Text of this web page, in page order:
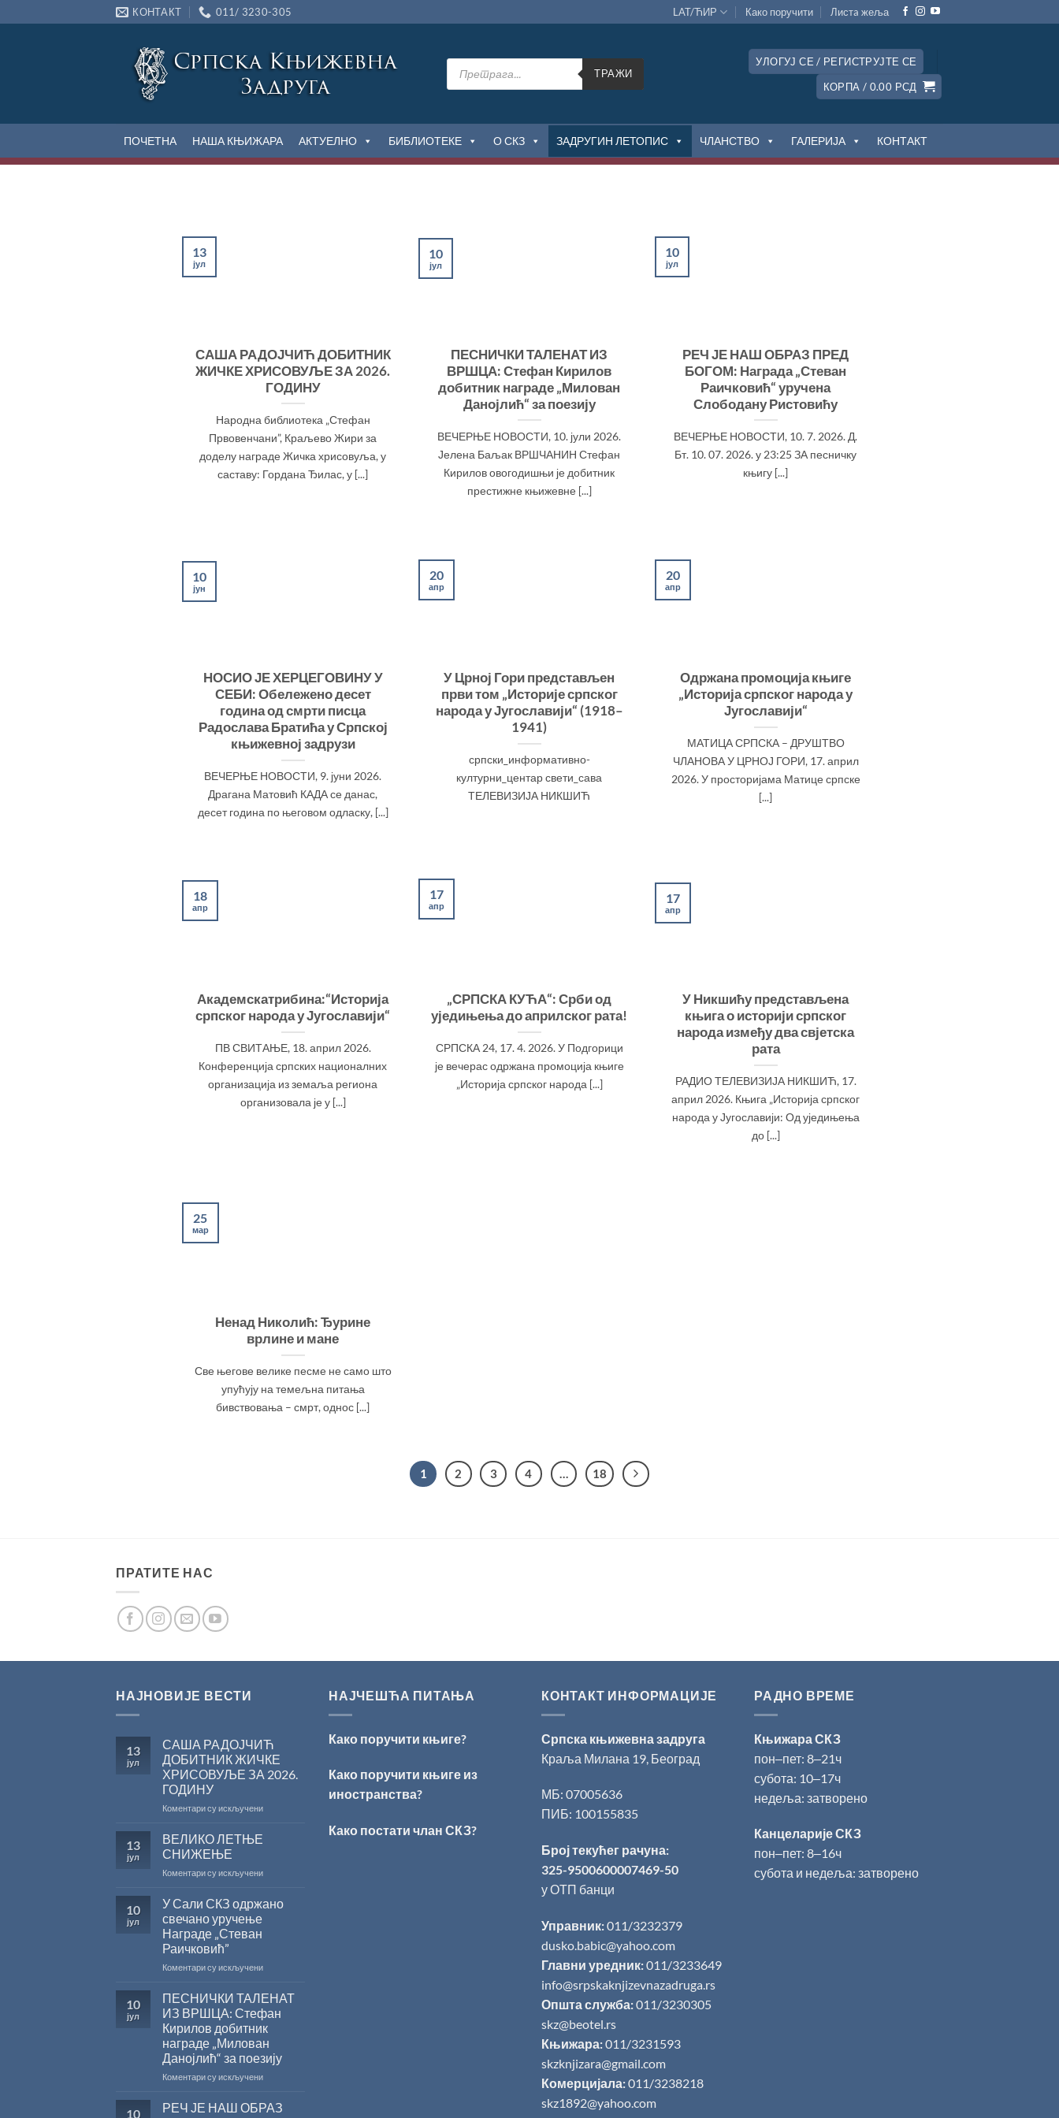
на
КОНТАКТ 011/ 3230-305 LAT/ЋИР Како поручити Листa жеља
Products
search
ТРАЖИ
УЛОГУЈ СЕ / РЕГИСТРУЈТЕ СЕ
КОРПА / 0.00 РСД
ПОЧЕТНА НАША КЊИЖАРА АКТУЕЛНО БИБЛИОТЕКЕ О СКЗ ЗАДРУГИН ЛЕТОПИС ЧЛАНСТВО ГАЛЕРИЈА КОНТАКТ
САША РАДОЈЧИЋ ДОБИТНИК
ЖИЧКЕ ХРИСОВУЉЕ ЗА 2026.
ГОДИНУ
Народна библиотека „Стефан
Првовенчани”, Краљево Жири за
доделу награде Жичка хрисовуља, у
саставу: Гордана Ђилас, у [...]
13
јул
ПЕСНИЧКИ ТАЛЕНАТ ИЗ
ВРШЦА: Стефан Кирилов
добитник награде „Милован
Данојлић“ за поезију
ВЕЧЕРЊЕ НОВОСТИ, 10. јули 2026.
Јелена Баљак ВРШЧАНИН Стефан
Кирилов овогодишњи је добитник
престижне књижевне [...]
10
јул
РЕЧ ЈЕ НАШ ОБРАЗ ПРЕД
БОГОМ: Награда „Стеван
Раичковић“ уручена
Слободану Ристовићу
ВЕЧЕРЊЕ НОВОСТИ, 10. 7. 2026. Д.
Бт. 10. 07. 2026. у 23:25 ЗА песничку
књигу [...]
10
јул
НОСИО ЈЕ ХЕРЦЕГОВИНУ У
СЕБИ: Обележено десет
година од смрти писца
Радослава Братића у Српској
књижевној задрузи
ВЕЧЕРЊЕ НОВОСТИ, 9. јуни 2026.
Драгана Матовић КАДА се данас,
десет година по његовом одласку, [...]
10
јун
У Црној Гори представљен
први том „Историје српског
народа у Југославији“ (1918–
1941)
српски_информативно-
културни_центар свети_сава
ТЕЛЕВИЗИЈА НИКШИЋ
20
апр
Одржана промоција књиге
„Историја српског народа у
Југославији“
МАТИЦА СРПСКА – ДРУШТВО
ЧЛАНОВА У ЦРНОЈ ГОРИ, 17. април
2026. У просторијама Матице српске
[...]
20
апр
Академскатрибина:“Историја
српског народа у Југославији“
ПВ СВИТАЊЕ, 18. април 2026.
Конференција српских националних
организација из земаља региона
организовала је у [...]
18
апр
„СРПСКА КУЋА“: Срби од
уједињења до априлског рата!
СРПСКА 24, 17. 4. 2026. У Подгорици
је вечерас одржана промоција књиге
„Историја српског народа [...]
17
апр
У Никшићу представљена
књига о историји српског
народа између два свјетска
рата
РАДИО ТЕЛЕВИЗИЈА НИКШИЋ, 17.
април 2026. Књига „Историја српског
народа у Југославији: Од уједињења
до [...]
17
апр
Ненад Николић: Ђурине
врлине и мане
Све његове велике песме не само што
упућују на темељна питања
бивствовања – смрт, однос [...]
25
мар
1 2 3 4 … 18
ПРАТИТЕ НАС
НАЈНОВИЈЕ ВЕСТИ
13
јул
САША РАДОЈЧИЋ
ДОБИТНИК ЖИЧКЕ
ХРИСОВУЉЕ ЗА 2026.
ГОДИНУ
Коментари су искљученина
ХРИСОВУЉЕ
2026.
13
јул
ВЕЛИКО ЛЕТЊЕ
СНИЖЕЊЕ
Коментари су искљученина
СНИЖЕЊЕ
10
јул
У Сали СКЗ одржано
свечано уручење
Награде „Стеван
Раичковић”
Коментари су искљученина
Сали
СКЗ
одржано
свечано
уручење
Награде
10
јул
ПЕСНИЧКИ ТАЛЕНАТ
ИЗ ВРШЦА: Стефан
Кирилов добитник
награде „Милован
Данојлић“ за поезију
Коментари су искљученина
ТАЛЕНАТ
ИЗ
10
РЕЧ ЈЕ НАШ ОБРАЗ
НАЈЧЕШЋА ПИТАЊА
Како поручити књиге?
Како поручити књиге из
иностранства?
Како постати члан СКЗ?
КОНТАКТ ИНФОРМАЦИЈЕ
Српска књижевна задруга
Краља Милана 19, Београд
МБ: 07005636
ПИБ: 100155835
Број текућег рачуна:
325-9500600007469-50
у ОТП банци
Управник:011/3232379
dusko.babic@yahoo.com
Главни уредник:011/3233649
info@srpskaknjizevnazadruga.rs
Општа служба:011/3230305
skz@beotel.rs
Књижара:011/3231593
skzknjizara@gmail.com
Комерцијала:011/3238218
skz1892@yahoo.com
РАДНО ВРЕМЕ
Књижара СКЗ
пон‒пет: 8‒21ч
субота: 10‒17ч
недеља: затворено
Канцеларије СКЗ
пон‒пет: 8‒16ч
субота и недеља: затворено